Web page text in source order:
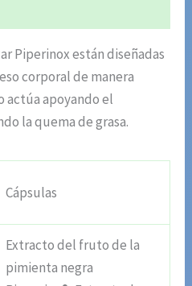
Piperinox están diseñadas
corporal de manera
actúa apoyando el
la quema de grasa.
Cápsulas
Extracto del fruto de la
pimienta negra